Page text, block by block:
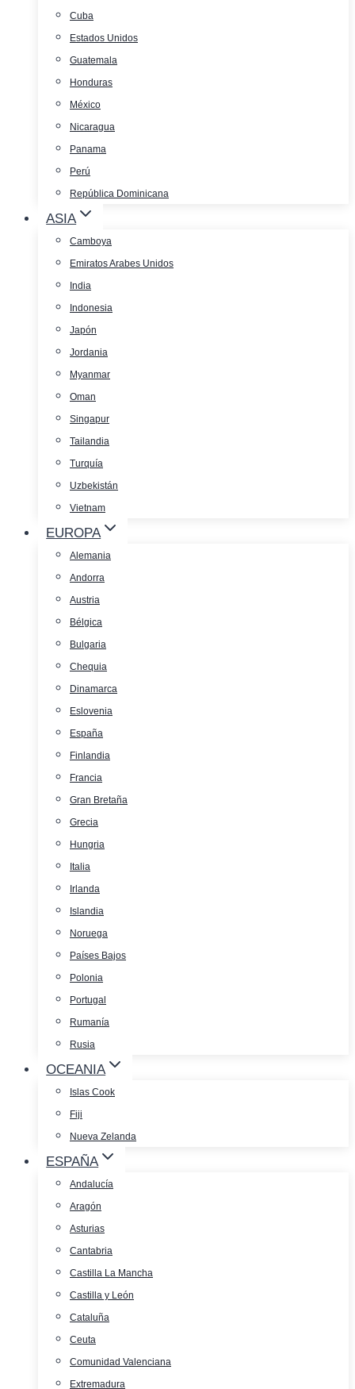
Cuba
Estados Unidos
Guatemala
Honduras
México
Nicaragua
Panama
Perú
República Dominicana
ASIA
Camboya
Emiratos Arabes Unidos
India
Indonesia
Japón
Jordania
Myanmar
Oman
Singapur
Tailandia
Turquía
Uzbekistán
Vietnam
EUROPA
Alemania
Andorra
Austria
Bélgica
Bulgaria
Chequia
Dinamarca
Eslovenia
España
Finlandia
Francia
Gran Bretaña
Grecia
Hungria
Italia
Irlanda
Islandia
Noruega
Países Bajos
Polonia
Portugal
Rumanía
Rusia
OCEANIA
Islas Cook
Fiji
Nueva Zelanda
ESPAÑA
Andalucía
Aragón
Asturias
Cantabria
Castilla La Mancha
Castilla y León
Cataluña
Ceuta
Comunidad Valenciana
Extremadura